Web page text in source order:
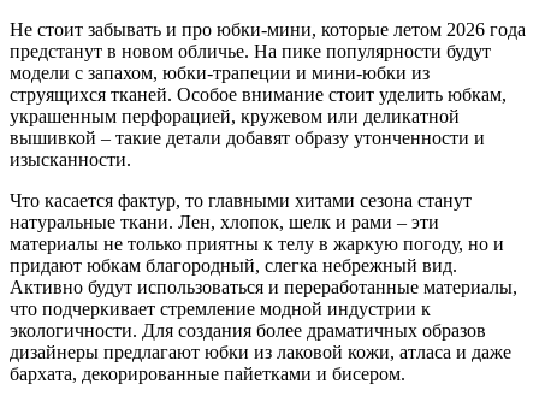
Не стоит забывать и про юбки-мини, которые летом 2026 года
предстанут в новом обличье. На пике популярности будут
модели с запахом, юбки-трапеции и мини-юбки из
струящихся тканей. Особое внимание стоит уделить юбкам,
украшенным перфорацией, кружевом или деликатной
вышивкой – такие детали добавят образу утонченности и
изысканности.
Что касается фактур, то главными хитами сезона станут
натуральные ткани. Лен, хлопок, шелк и рами – эти
материалы не только приятны к телу в жаркую погоду, но и
придают юбкам благородный, слегка небрежный вид.
Активно будут использоваться и переработанные материалы,
что подчеркивает стремление модной индустрии к
экологичности. Для создания более драматичных образов
дизайнеры предлагают юбки из лаковой кожи, атласа и даже
бархата, декорированные пайетками и бисером.